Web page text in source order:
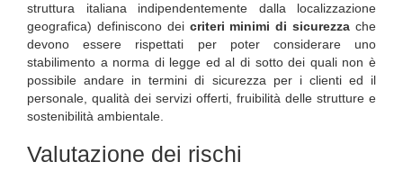
struttura italiana indipendentemente dalla localizzazione
geografica) definiscono dei criteri minimi di sicurezza che
devono essere rispettati per poter considerare uno
stabilimento a norma di legge ed al di sotto dei quali non è
possibile andare in termini di sicurezza per i clienti ed il
personale, qualità dei servizi offerti, fruibilità delle strutture e
sostenibilità ambientale.
Valutazione dei rischi